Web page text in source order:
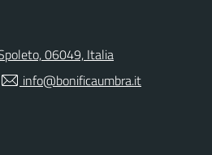
06049, Italia
info@bonificaumbra.it